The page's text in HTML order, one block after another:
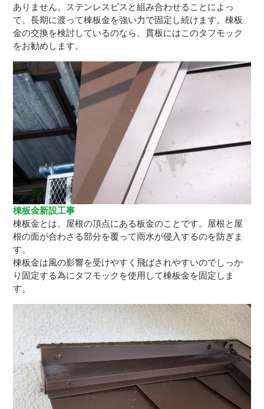
ありません。ステンレスビスと組み合わせることによっ
て、長期に渡って棟板金を強い力で固定し続けます。棟板
金の交換を検討しているのなら、貫板にはこのタフモック
をお勧めします。
棟板金新設工事
棟板金とは、屋根の頂点にある板金のことです。屋根と屋
根の面が合わさる部分を覆って雨水が侵入するのを防ぎま
す。
棟板金は風の影響を受けやすく飛ばされやすいのでしっか
り固定する為にタフモックを使用して棟板金を固定しま
す。